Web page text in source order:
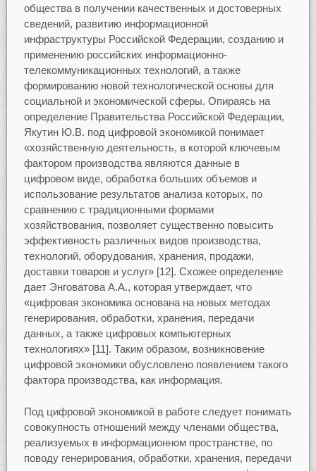
общества в получении качественных и достоверных
сведений, развитию информационной
инфраструктуры Российской Федерации, созданию и
применению российских информационно-
телекоммуникационных технологий, а также
формированию новой технологической основы для
социальной и экономической сферы. Опираясь на
определение Правительства Российской Федерации,
Якутин Ю.В. под цифровой экономикой понимает
«хозяйственную деятельность, в которой ключевым
фактором производства являются данные в
цифровом виде, обработка больших объемов и
использование результатов анализа которых, по
сравнению с традиционными формами
хозяйствования, позволяет существенно повысить
эффективность различных видов производства,
технологий, оборудования, хранения, продажи,
доставки товаров и услуг» [12]. Схожее определение
дает Энговатова А.А., которая утверждает, что
«цифровая экономика основана на новых методах
генерирования, обработки, хранения, передачи
данных, а также цифровых компьютерных
технологиях» [11]. Таким образом, возникновение
цифровой экономики обусловлено появлением такого
фактора производства, как информация.
Под цифровой экономикой в работе следует понимать
совокупность отношений между членами общества,
реализуемых в информационном пространстве, по
поводу генерирования, обработки, хранения, передачи